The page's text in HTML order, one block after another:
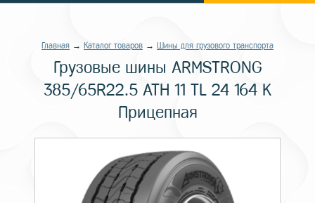
Главная → Каталог товаров → Шины для грузового транспорта
Грузовые шины ARMSTRONG
385/65R22.5 ATH 11 TL 24 164 K
Прицепная